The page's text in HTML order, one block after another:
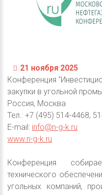
21 ноября 2025
Конференция
закупки в угольной
Россия, Москва
Тел.: +7 (495) 514-4468,
E-mail: info@n-g-k.ru
www.n-g-k.ru
Конференция
технического
угольных компаний,